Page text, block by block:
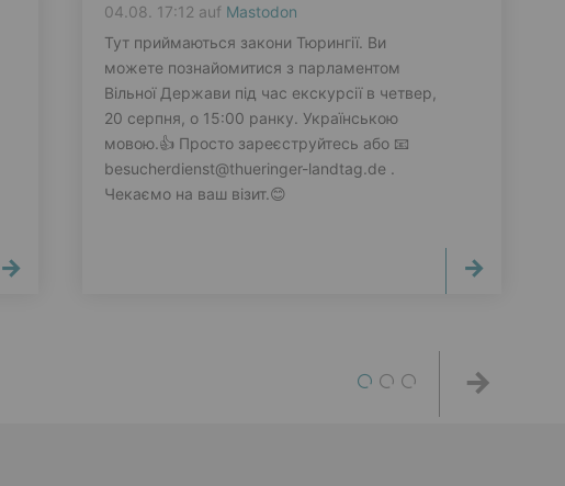
04.08. 17:12 auf Mastodon
Тут приймаються закони Тюрингії. Ви
можете познайомитися з парламентом
Вільної Держави під час екскурсії в четвер,
20 серпня, о 15:00 ранку. Українською
мовою.👍 Просто зареєструйтесь або 📧
besucherdienst@thueringer-landtag.de .
Чекаємо на ваш візит.😊
1 2